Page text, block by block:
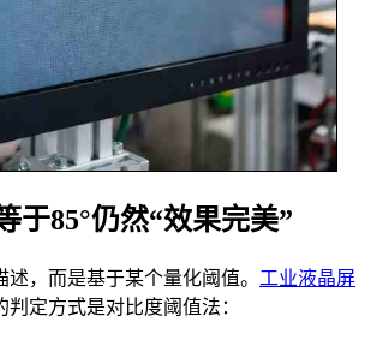
于85°仍然“效果完美”
，而是基于某个量化阈值。 工业液晶屏
定方式是对比度阈值法：